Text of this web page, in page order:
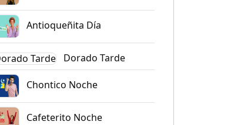
Antioqueñita Día
Dorado Tarde
Chontico Noche
Cafeterito Noche